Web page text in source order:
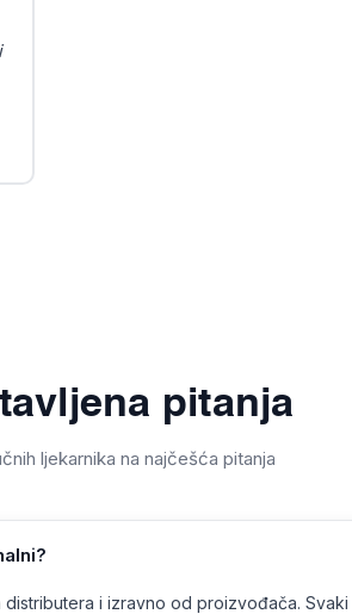
pitanja
ljekarnika na najčešća pitanja
i izravno od proizvođača.